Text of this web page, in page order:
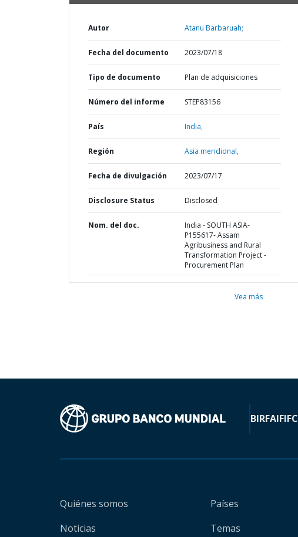
Autor Atanu Barbaruah;
Fecha del documento 2023/07/18
Tipo de documento Plan de adquisiciones
Número del informe STEP83156
País India,
Región Asia meridional,
Fecha de divulgación 2023/07/17
Disclosure Status Disclosed
Nom. del doc.
India - SOUTH ASIA-
P155617- Assam
Agribusiness and Rural
Transformation Project -
Procurement Plan
Vea más
BIRFAIFIFC
Quiénes somos
Noticias
Países
Temas